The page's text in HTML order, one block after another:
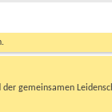
gemeinsamen